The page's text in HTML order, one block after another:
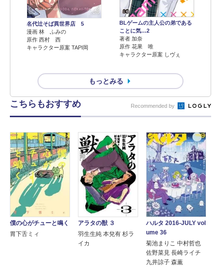
名代辻そば異世界店 5
漫画 林 ふみの
原作 西村 西
キャラクター原案 TAPI岡
BLゲームの主人公の弟である
ことに気…2
著者 加奈
原作 花果 唯
キャラクター原案 しヴぇ
もっとみる
こちらもおすすめ Recommended by
僕の心がチューと鳴く
胃下舌ミィ
アラタの獣 ３
羽生生純 本兌有 杉ラ
イカ
ハルタ 2016-JULY vol
ume 36
菊池まりこ 中村哲也
佐野菜見 長崎ライチ
九井諒子 森薫